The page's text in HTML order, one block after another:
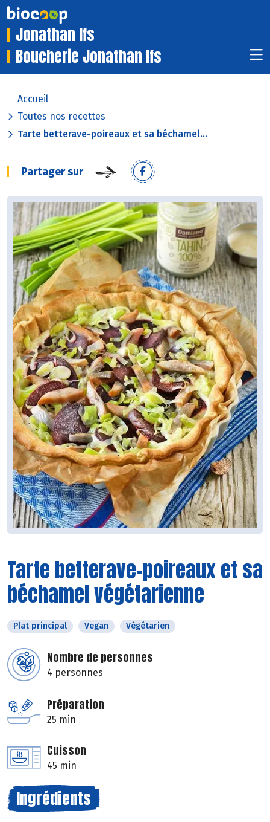
Jonathan Ifs
Boucherie Jonathan Ifs
Accueil
Toutes nos recettes
Tarte betterave-poireaux et sa béchamel...
Partager sur
Tarte betterave-poireaux et sa
béchamel végétarienne
Plat principal Vegan Végétarien
Nombre de personnes
4 personnes
Préparation
25 min
Cuisson
45 min
Ingrédients